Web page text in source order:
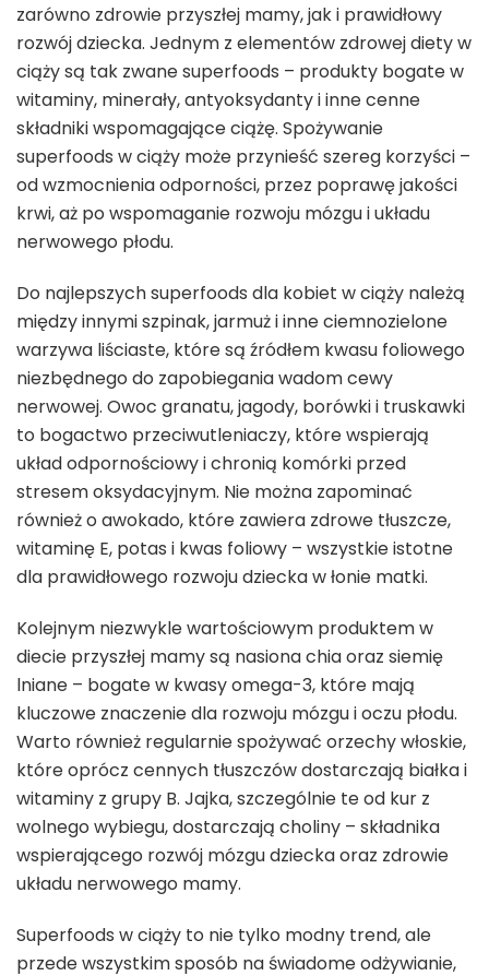
zarówno zdrowie przyszłej mamy, jak i prawidłowy
rozwój dziecka. Jednym z elementów zdrowej diety w
ciąży są tak zwane superfoods – produkty bogate w
witaminy, minerały, antyoksydanty i inne cenne
składniki wspomagające ciążę. Spożywanie
superfoods w ciąży może przynieść szereg korzyści –
od wzmocnienia odporności, przez poprawę jakości
krwi, aż po wspomaganie rozwoju mózgu i układu
nerwowego płodu.
Do najlepszych superfoods dla kobiet w ciąży należą
między innymi szpinak, jarmuż i inne ciemnozielone
warzywa liściaste, które są źródłem kwasu foliowego
niezbędnego do zapobiegania wadom cewy
nerwowej. Owoc granatu, jagody, borówki i truskawki
to bogactwo przeciwutleniaczy, które wspierają
układ odpornościowy i chronią komórki przed
stresem oksydacyjnym. Nie można zapominać
również o awokado, które zawiera zdrowe tłuszcze,
witaminę E, potas i kwas foliowy – wszystkie istotne
dla prawidłowego rozwoju dziecka w łonie matki.
Kolejnym niezwykle wartościowym produktem w
diecie przyszłej mamy są nasiona chia oraz siemię
lniane – bogate w kwasy omega-3, które mają
kluczowe znaczenie dla rozwoju mózgu i oczu płodu.
Warto również regularnie spożywać orzechy włoskie,
które oprócz cennych tłuszczów dostarczają białka i
witaminy z grupy B. Jajka, szczególnie te od kur z
wolnego wybiegu, dostarczają choliny – składnika
wspierającego rozwój mózgu dziecka oraz zdrowie
układu nerwowego mamy.
Superfoods w ciąży to nie tylko modny trend, ale
przede wszystkim sposób na świadome odżywianie,